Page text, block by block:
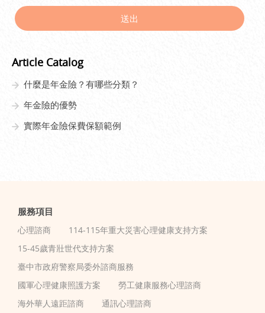
送出
Article Catalog
什麼是年金險？有哪些分類？
年金險的優勢
實際年金險保費保額範例
服務項目
心理諮商
114-115年重大災害心理健康支持方案
15-45歲青壯世代支持方案
臺中市政府警察局委外諮商服務
國軍心理健康照護方案
勞工健康服務心理諮商
海外華人遠距諮商
通訊心理諮商